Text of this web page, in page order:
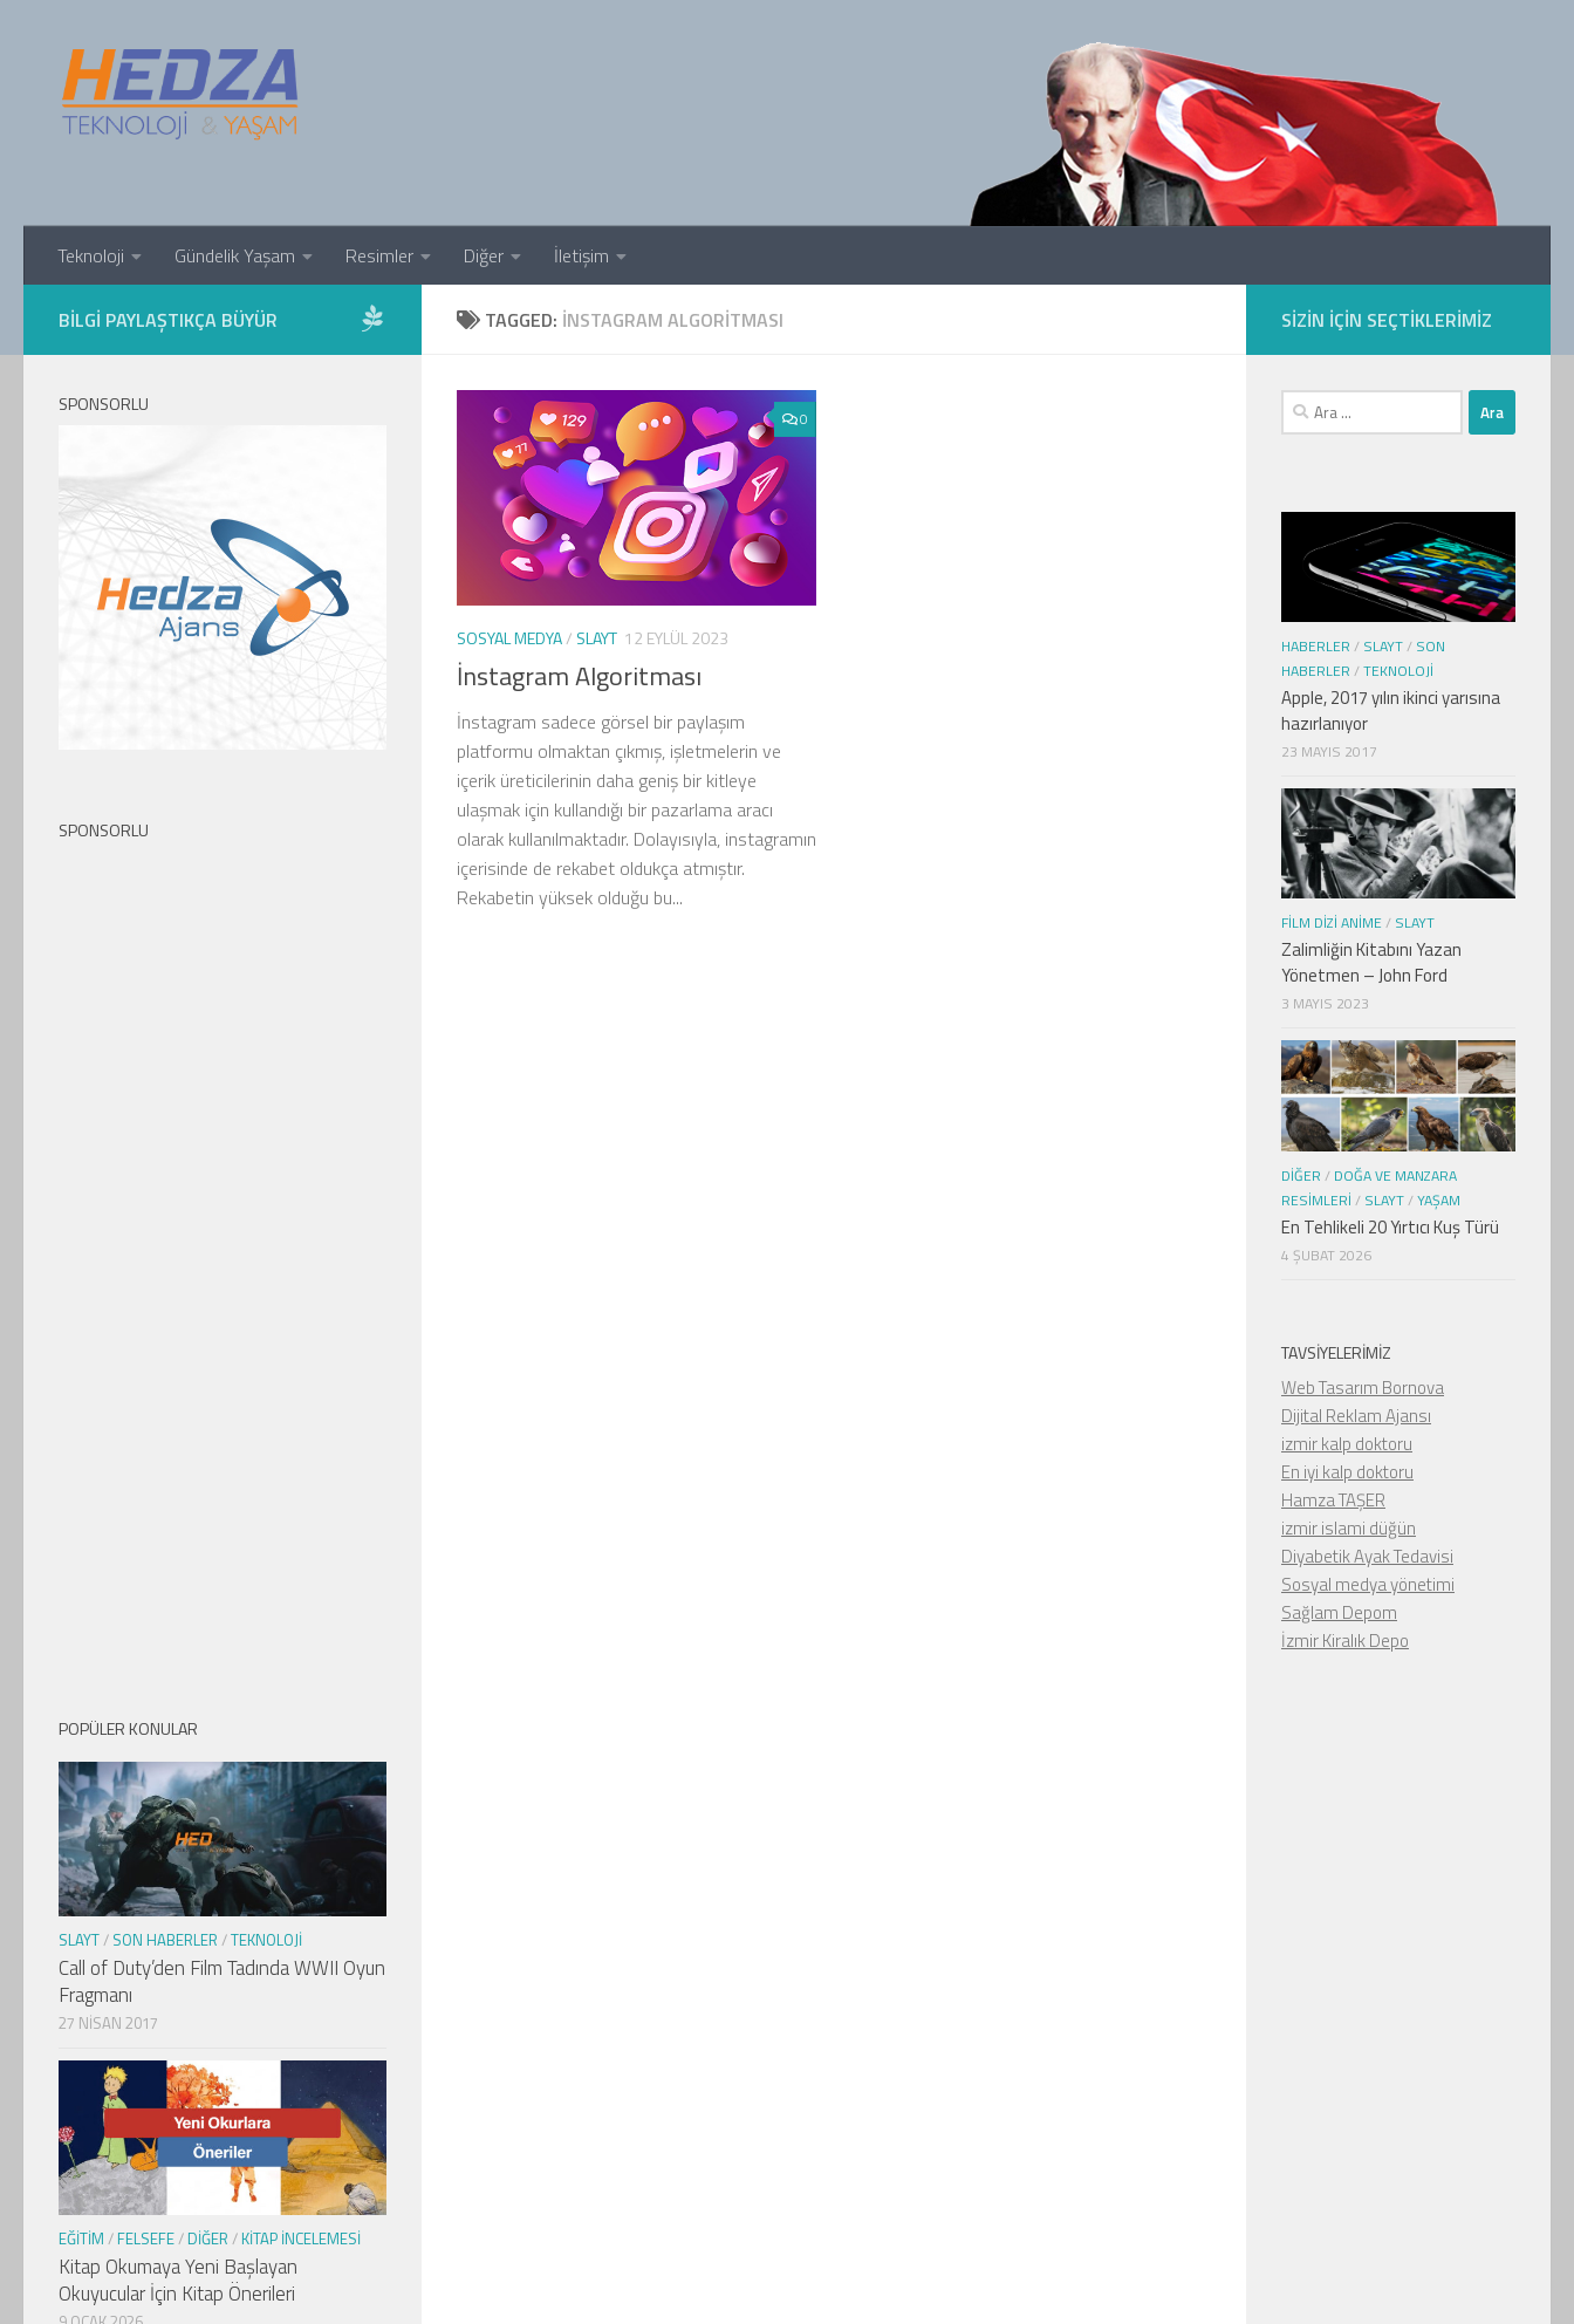
Teknoloji Gündelik Yaşam Resimler Diğer İletişim
TAGGED: İNSTAGRAM ALGORITMASI
0
SOSYAL MEDYA/ SLAYT 12 EYLÜL 2023
İnstagram Algoritması
İnstagram sadece görsel bir paylaşım
platformu olmaktan çıkmış, işletmelerin ve
içerik üreticilerinin daha geniş bir kitleye
ulaşmak için kullandığı bir pazarlama aracı
olarak kullanılmaktadır. Dolayısıyla, instagramın
içerisinde de rekabet oldukça atmıştır.
Rekabetin yüksek olduğu bu...
BILGI PAYLAŞTIKÇA BÜYÜR
SPONSORLU
SPONSORLU
POPÜLER KONULAR
SLAYT/ SON HABERLER /TEKNOLOJI
Call of Duty’den Film Tadında WWII Oyun
Fragmanı
27 NISAN 2017
EĞITIM / FELSEFE/ DIĞER / KITAP İNCELEMESI
Kitap Okumaya Yeni Başlayan
Okuyucular İçin Kitap Önerileri
SIZIN IÇIN SEÇTIKLERIMIZ
Arama:
HABERLER / SLAYT/ SON
HABERLER /TEKNOLOJI
Apple, 2017 yılın ikinci yarısına
hazırlanıyor
23 MAYIS 2017
FILM DIZI ANIME/ SLAYT
Zalimliğin Kitabını Yazan
Yönetmen – John Ford
3 MAYIS 2023
DIĞER / DOĞA VE MANZARA
RESIMLERI / SLAYT/YAŞAM
En Tehlikeli 20 Yırtıcı Kuş Türü
4 ŞUBAT 2026
TAVSIYELERIMIZ
Web Tasarım Bornova
Dijital Reklam Ajansı
izmir kalp doktoru
En iyi kalp doktoru
Hamza TAŞER
izmir islami düğün
Diyabetik Ayak Tedavisi
Sosyal medya yönetimi
Sağlam Depom
İzmir Kiralık Depo